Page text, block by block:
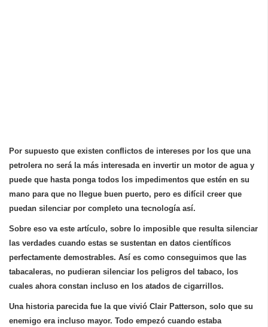
Por supuesto que existen conflictos de intereses por los que una
petrolera no será la más interesada en invertir un motor de agua y
puede que hasta ponga todos los impedimentos que estén en su
mano para que no llegue buen puerto, pero es difícil creer que
puedan silenciar por completo una tecnología así.
Sobre eso va este artículo, sobre lo imposible que resulta silenciar
las verdades cuando estas se sustentan en datos científicos
perfectamente demostrables. Así es como conseguimos que las
tabacaleras, no pudieran silenciar los peligros del tabaco, los
cuales ahora constan incluso en los atados de cigarrillos.
Una historia parecida fue la que vivió Clair Patterson, solo que su
enemigo era incluso mayor. Todo empezó cuando estaba